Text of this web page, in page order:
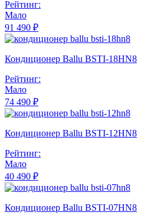
Рейтинг:
Мало
91 490 ₽
Кондиционер Ballu BSTI-18HN8
Рейтинг:
Мало
74 490 ₽
Кондиционер Ballu BSTI-12HN8
Рейтинг:
Мало
40 490 ₽
Кондиционер Ballu BSTI-07HN8